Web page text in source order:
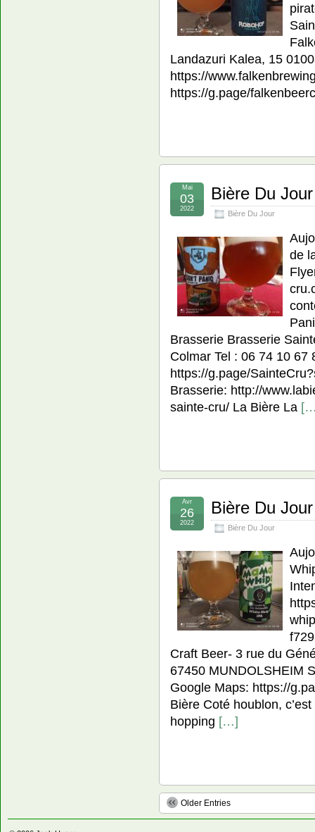
Landazuri Kalea, 15
https://
https://g.page/
Bière Du
Bière Du Jour
Mai
03
2022
de
Brasserie Brasserie
Colmar Tel : 06 74 10 67
https://g.page/
Brasserie: http://
sainte-cru/ La Bière La
Bière Du
Bière Du Jour
Avr
26
2022
Craft Beer- 3 rue du
67450 MUNDOLSHEIM
Google Maps: https://
Bière Coté houblon,
hopping […]
Older Entries